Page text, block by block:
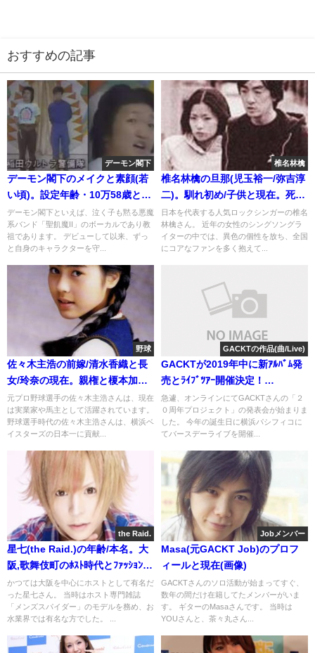
おすすめの記事
デーモン閣下
デーモン閣下のメイクと素顔(若
い頃)。設定年齢・10万58歳と本
当の歳
デーモン閣下といえば、泣く子も黙る悪魔
系バンド「聖飢魔II」のボーカルであり教
祖であります。 デビューして以来、ずっ
と自身のキャラクターを守...
椎名林檎
椎名林檎の旦那(児玉裕一/弥吉淳
二)。馴れ初め/子供と現在。死去,
元電通,五輪
日本を代表する人気ロックシンガーの椎名
林檎さん。 近年の女性のシングソングラ
イターの中では、異色の個性を放ち、全国
にコアなファンを多く抱えて...
野球
佐々木主浩の前嫁/清水香織と長
女/玲奈の現在。親権と榎本加奈
子との確執
元プロ野球選手の佐々木主浩さんは、現在
は実業家や馬主として活躍されています。
野球選手時代の佐々木主浩さんは、横浜ベ
イスターズの日本一に貢献...
GACKTの作品(曲/Live)
GACKTが2019年中に新ｱﾙﾊﾞﾑ発
売とﾗｲﾌﾞﾂｱｰ開催決定！
SKIN,YFC,MALICE MIZER再結
成も？
急遽、オンラインにてGACKTさんの「２
０周年プロジェクト」の発表会が始まりま
した。 今年の誕生日に横浜パシフィコに
てバースデーライブを開催...
the Raid.
星七(the Raid.)の年齢/本名。大
阪,歌舞伎町のﾎｽﾄ時代とﾌｧｯｼｮﾝ!
画像
かつては大阪を中心にホストとして有名だ
った星七さん。 当時はホスト専門雑誌
「メンズスパイダー」のモデルを務め、お
水業界では有名な方でした。 ...
Jobメンバー
Masa(元GACKT Job)のプロフ
ィールと現在(画像)
GACKTさんのソロ活動が始まってすぐ、
数年の間だけ在籍してたメンバーがいま
す。 ギターのMasaさんです。 当時は
YOUさんと、茶々丸さん...